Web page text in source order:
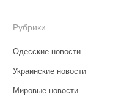
Рубрики
Одесские новости
Украинские новости
Мировые новости